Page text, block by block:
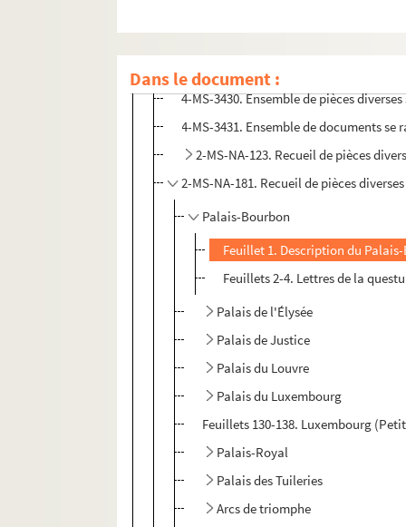
Dans le document :
4-MS-3428. Correspondance de
4-MS-3430. Ensemble de pièces
4-MS-3431. Ensemble de documents
2-MS-NA-123. Recueil de pièces
2-MS-NA-181. Recueil de pièces
Palais-Bourbon
Feuillet 1. Description du
Feuillets 2-4. Lettres de la
Palais de l'Élysée
Palais de Justice
Palais du Louvre
Palais du Luxembourg
Feuillets 130-138. Luxembourg
Palais-Royal
Palais des Tuileries
Arcs de triomphe